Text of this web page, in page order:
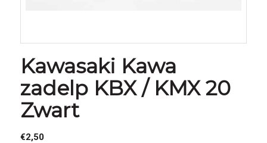
Kawasaki Kawa
zadelp KBX / KMX 20
Zwart
€2,50